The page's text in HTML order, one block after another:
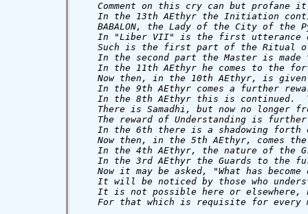
Comment on this cry can but profane
In the 13th AEthyr the Initiation
BABALON, the Lady of the City of the
In "Liber VII" is the first utterance
Such is the first part of the Ritual
In the second part the Master is made
In the 11th AEthyr he comes to the
Now then, in the 10th AEthyr, is
In the 9th AEthyr comes a further
In the 8th AEthyr this is continued.
There is Samadhi, but now no longer
The reward of Understanding is
In the 6th there is a shadowing forth
Now then, in the 5th AEthyr, comes
In the 4th AEthyr, the nature of the
In the 3rd AEthyr the Guards to the
Now it may be asked, "What has become
It will be noticed by those who
It is not possible here or elsewhere,
For that which is requisite for every